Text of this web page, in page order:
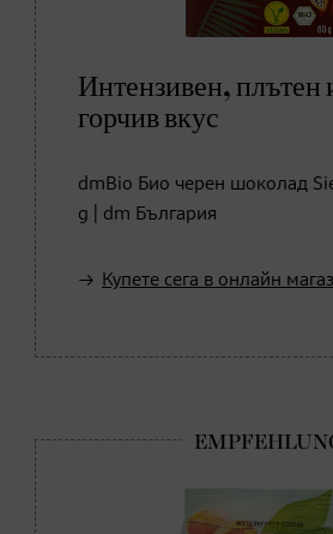
Интензивен, плътен
горчив вкус
dmBio Био черен шоколад
g | dm България
Купете сега в онлайн